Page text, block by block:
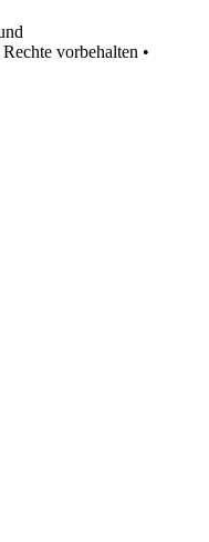
vorbehalten •